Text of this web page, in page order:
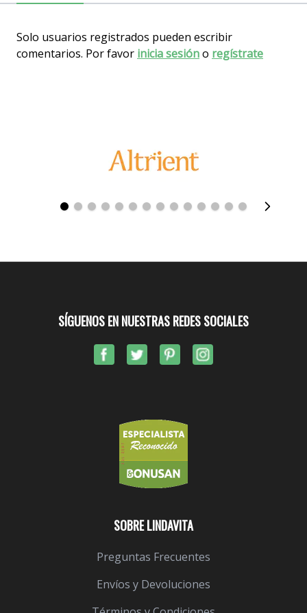
Solo usuarios registrados pueden escribir
comentarios. Por favor inicia sesióno regístrate
SOBRE LINDAVITA
Preguntas Frecuentes
Envíos y Devoluciones
SÍGUENOS EN NUESTRAS REDES SOCIALES